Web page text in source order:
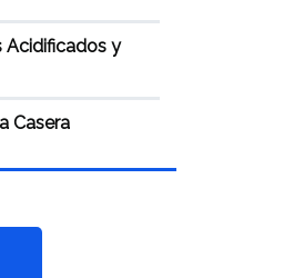
Acidificados y
Casera